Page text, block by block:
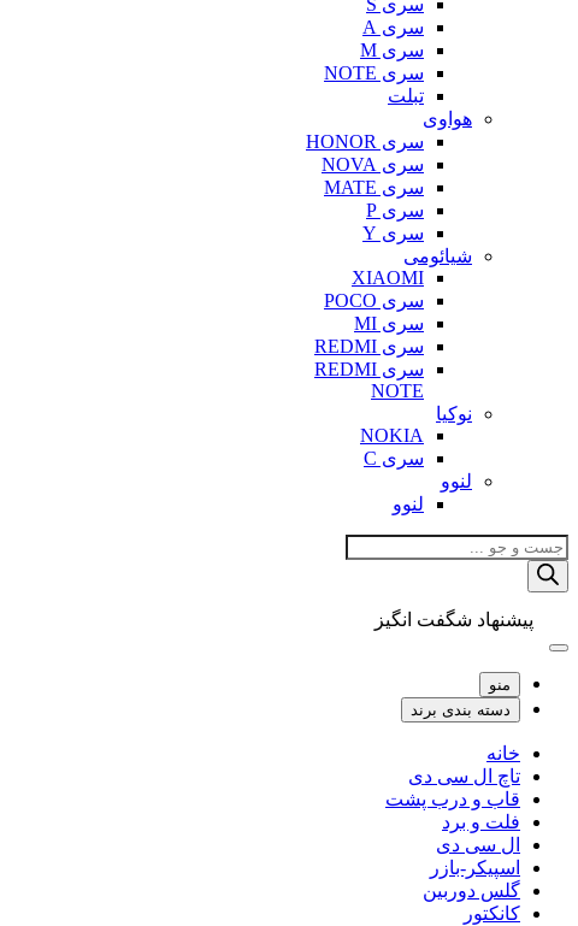
سری S
سری A
سری M
سری NOTE
تبلت
هواوی
سری HONOR
سری NOVA
سری MATE
سری P
سری Y
شیائومی
XIAOMI
سری POCO
سری MI
سری REDMI
سری REDMI
NOTE
نوکیا
NOKIA
سری C
لنوو
لنوو
Products
search
پیشنهاد شگفت انگیز
منو
دسته بندی برند
خانه
تاچ ال سی دی
قاب و درب پشت
فلت و برد
ال سی دی
اسپیکر-بازر
گلس دوربین
کانکتور